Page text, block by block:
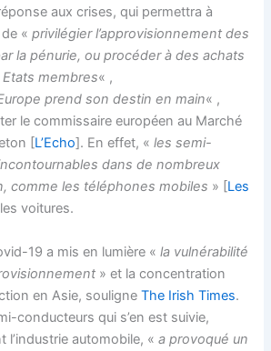
aux crises, qui permettra à
de «privilégier l’approvisionnement des
la pénurie, ou procéder à des achats
membres« ,
prend son destin en main« ,
le commissaire européen au Marché
[L’Echo]. En effet, «les semi-
dans de nombreux
comme les téléphones mobiles » [Les
voitures.
19 a mis en lumière «la vulnérabilité
» et la concentration
en Asie, souligneThe Irish Times.
conducteurs qui s’en est suivie,
l’industrie automobile, «a provoqué un